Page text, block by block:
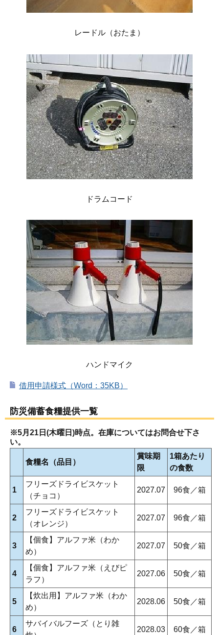
レードル（おたま）
ドラムコード
ハンドマイク
借用申請様式（Word：35KB）
防災備蓄食糧提供一覧
※5月21日(木曜日)時点。在庫についてはお問合せ下さ
い。
食糧名（品目）
賞味期
限
1箱あたり
の食数
1
フリーズドライビスケット
（チョコ）
2027.07 96食／箱
2
フリーズドライビスケット
（オレンジ）
2027.07 96食／箱
3
【個食】アルファ米（わか
め）
2027.07 50食／箱
4
【個食】アルファ米（えびピ
ラフ）
2027.06 50食／箱
5
【炊出用】アルファ米（わか
め）
2028.06 50食／箱
6
サバイバルフーズ（とり雑
2028.03 60食／箱